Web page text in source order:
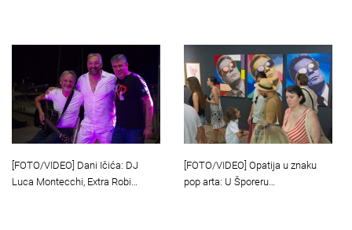
[FOTO/VIDEO] Dani Ičića: DJ
Luca Montecchi, Extra Robi…
[FOTO/VIDEO] Opatija u znaku
pop arta: U Šporeru…